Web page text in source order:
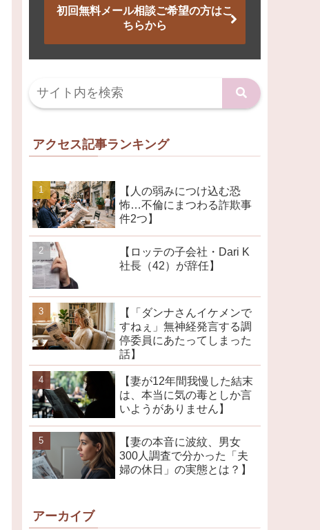
初回無料メール相談ご希望の方はこ
ちらから
アクセス記事ランキング
【人の弱みにつけ込む恐
怖…不倫にまつわる詐欺事
件2つ】
【ロッテの子会社・Dari K
社長（42）が辞任】
【「ダンナさんイケメンで
すねぇ」無神経発言する調
停委員にあたってしまった
話】
【妻が12年間我慢した結末
は、本当に気の毒としか言
いようがありません】
【妻の本音に波紋、男女
300人調査で分かった「夫
婦の休日」の実態とは？】
アーカイブ